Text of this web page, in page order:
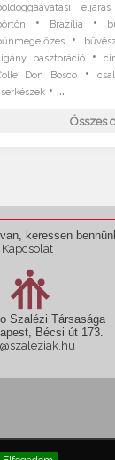
eljárás
• Brazília •
•
pasztoráció•
Don Bosco•
• ...
Összes
keressen
Kapcsolat
Szalézi Társasága
Bécsi út 173.